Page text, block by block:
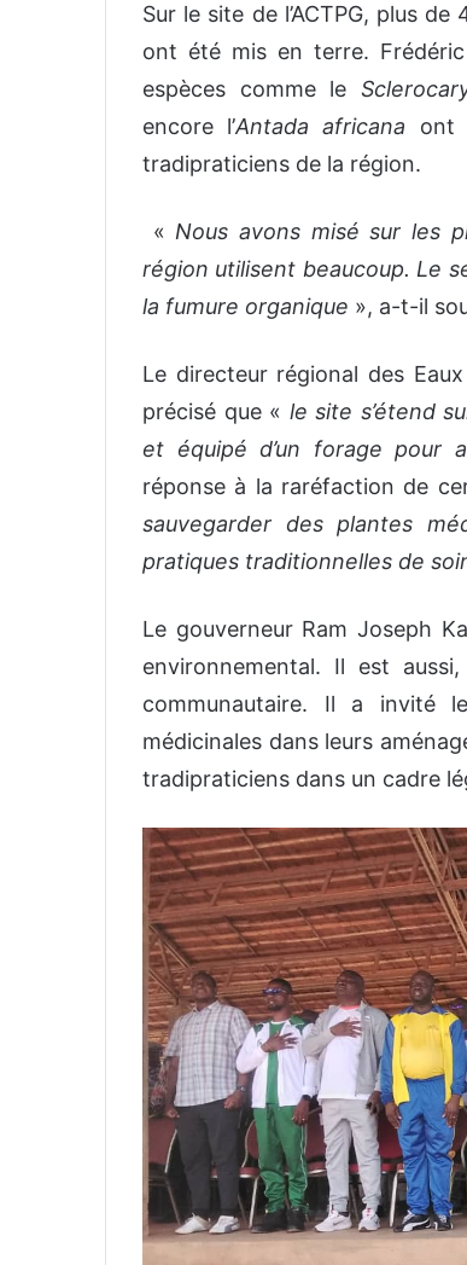
Sur le site de l’ACTPG, plus
ont été mis en terre.
espèces comme le
encore l’Antada africana ont
tradipraticiens de la région.
« Nous avons misé sur les
région utilisent beaucoup. Le
la fumure organique », a-t-il
Le directeur régional des
précisé que « le site s’étend
et équipé d’un forage pour
réponse à la raréfaction de
sauvegarder des plantes
pratiques traditionnelles de
Le gouverneur Ram Joseph
environnemental. Il est
communautaire. Il a invité
médicinales dans leurs
tradipraticiens dans un cadre